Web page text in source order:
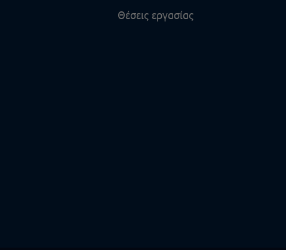
Θέσεις εργασίας